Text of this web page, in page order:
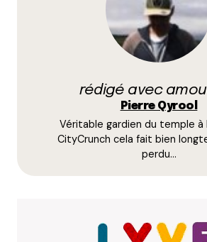
E-mail*
Prévenez-moi de tous les nouveaux
rédigé avec
Pierre Qyrool
Véritable gardien du temple à
CityCrunch cela fait bien
perdu…